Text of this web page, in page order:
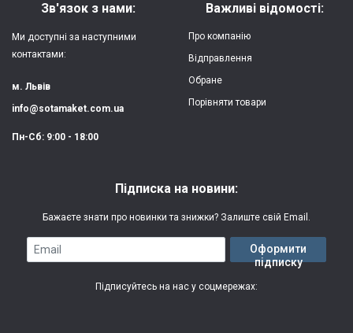
Захист:
від ударів,
Якість:
яскрава, чітка
Особливості:
(вологостійкий, гнучкий)
Гарантія: 3 місяці
Зв'язок з нами:
Ми доступні за наступними
контактами:
м. Львів
info@sotamaket.com.ua
Пн-Сб: 9:00 - 18:00
Важливі відомості:
Про компанію
Відправлення
Обране
Порівняти товари
Підписка на новини:
Бажаєте знати про новинки та знижки? Залиште свій Email.
Email
Оформити
підписку
Підписуйтесь на нас у соцмережах: